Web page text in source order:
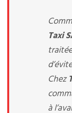
Taxi
Chez
à